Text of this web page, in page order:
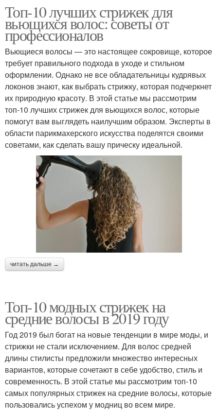
Топ-10 лучших стрижек для
вьющихся волос: советы от
профессионалов
Вьющиеся волосы — это настоящее сокровище, которое
требует правильного подхода в уходе и стильном
оформлении. Однако не все обладательницы кудрявых
локонов знают, как выбрать стрижку, которая подчеркнет
их природную красоту. В этой статье мы рассмотрим
топ-10 лучших стрижек для вьющихся волос, которые
помогут вам выглядеть наилучшим образом. Эксперты в
области парикмахерского искусства поделятся своими
советами, как сделать вашу прическу идеальной.
читать дальше →
Топ-10 модных стрижек на
средние волосы в 2019 году
Год 2019 был богат на новые тенденции в мире моды, и
стрижки не стали исключением. Для волос средней
длины стилисты предложили множество интересных
вариантов, которые сочетают в себе удобство, стиль и
современность. В этой статье мы рассмотрим топ-10
самых популярных стрижек на средние волосы, которые
пользовались успехом у модниц во всем мире.